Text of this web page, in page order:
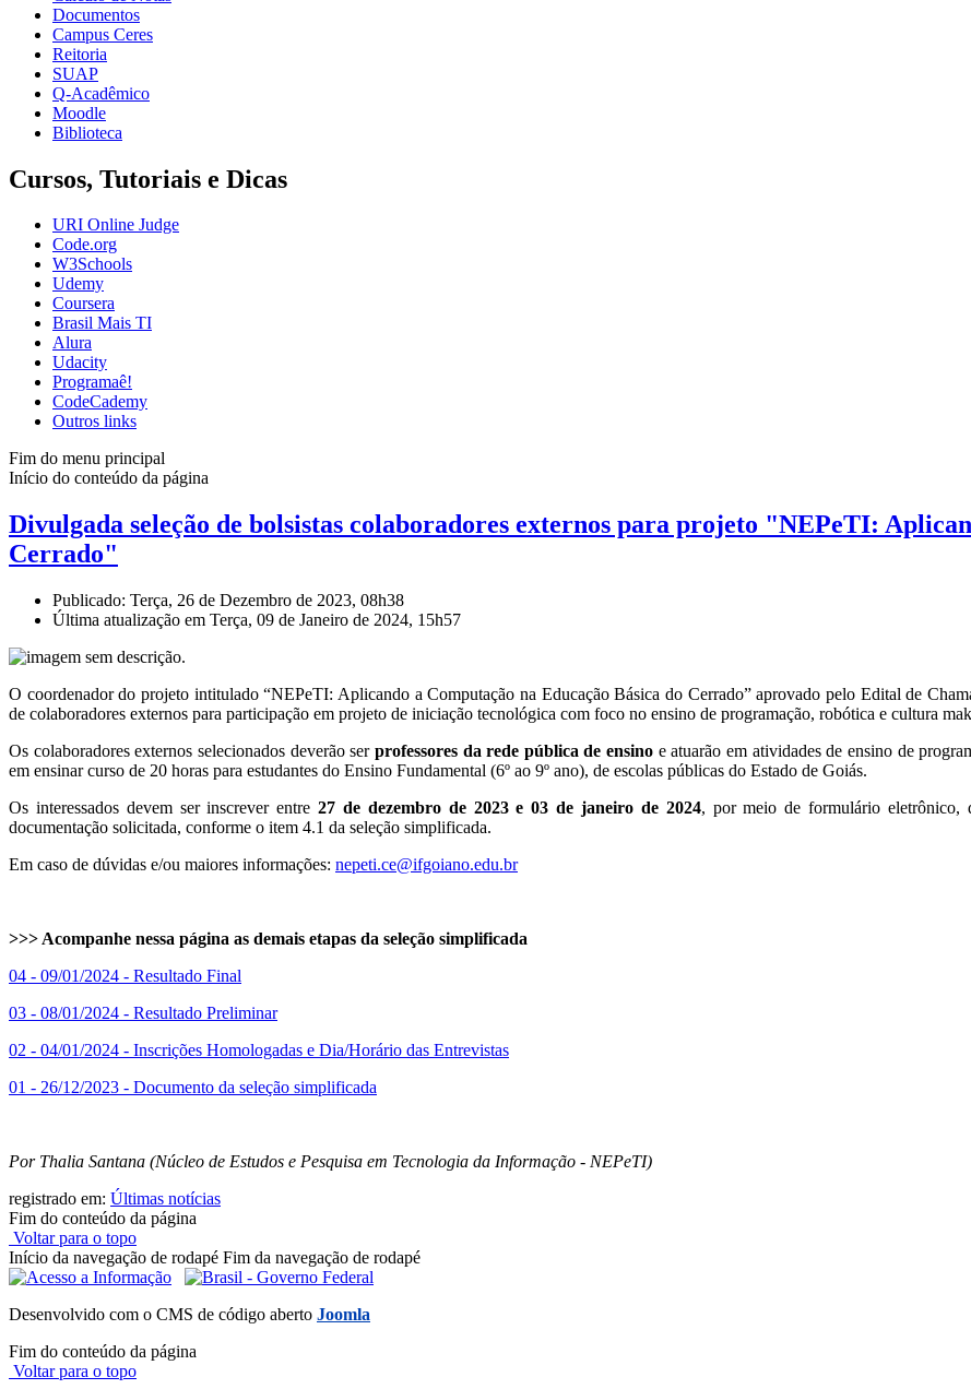
Documentos
Campus Ceres
Reitoria
SUAP
Q-Acadêmico
Moodle
Biblioteca
Cursos, Tutoriais e Dicas
URI Online Judge
Code.org
W3Schools
Udemy
Coursera
Brasil Mais TI
Alura
Udacity
Programaê!
CodeCademy
Outros links
Fim do menu principal
Início do conteúdo da página
Divulgada seleção de bolsistas colaboradores externos para projeto "NEPeTI:
Cerrado"
Publicado: Terça, 26 de Dezembro de 2023, 08h38
Última atualização em Terça, 09 de Janeiro de 2024, 15h57
O coordenador do projeto intitulado “NEPeTI: Aplicando a Computação na Educação Básica do Cerrado” aprovado pelo Edital de
de colaboradores externos para participação em projeto de iniciação tecnológica com foco no ensino de programação, robótica e cultura
Os colaboradores externos selecionados deverão ser professores da rede pública de ensino e atuarão em atividades de ensino de
em ensinar curso de 20 horas para estudantes do Ensino Fundamental (6º ao 9º ano), de escolas públicas do Estado de Goiás.
Os interessados devem ser inscrever entre27 de dezembro de 2023 e 03 de janeiro de 2024, por meio de formulário eletrônico,
documentação solicitada, conforme o item 4.1 da seleção simplificada.
Em caso de dúvidas e/ou maiores informações: nepeti.ce@ifgoiano.edu.br
>>> Acompanhe nessa página as demais etapas da seleção simplificada
04 - 09/01/2024 - Resultado Final
03 - 08/01/2024 - Resultado Preliminar
02 - 04/01/2024 - Inscrições Homologadas e Dia/Horário das Entrevistas
01 - 26/12/2023 - Documento da seleção simplificada
Por Thalia Santana (Núcleo de Estudos e Pesquisa em Tecnologia da Informação - NEPeTI)
registrado em: Últimas notícias
Fim do conteúdo da página
Voltar para o topo
Início da navegação de rodapé Fim da navegação de rodapé
Desenvolvido com o CMS de código aberto Joomla
Fim do conteúdo da página
Voltar para o topo